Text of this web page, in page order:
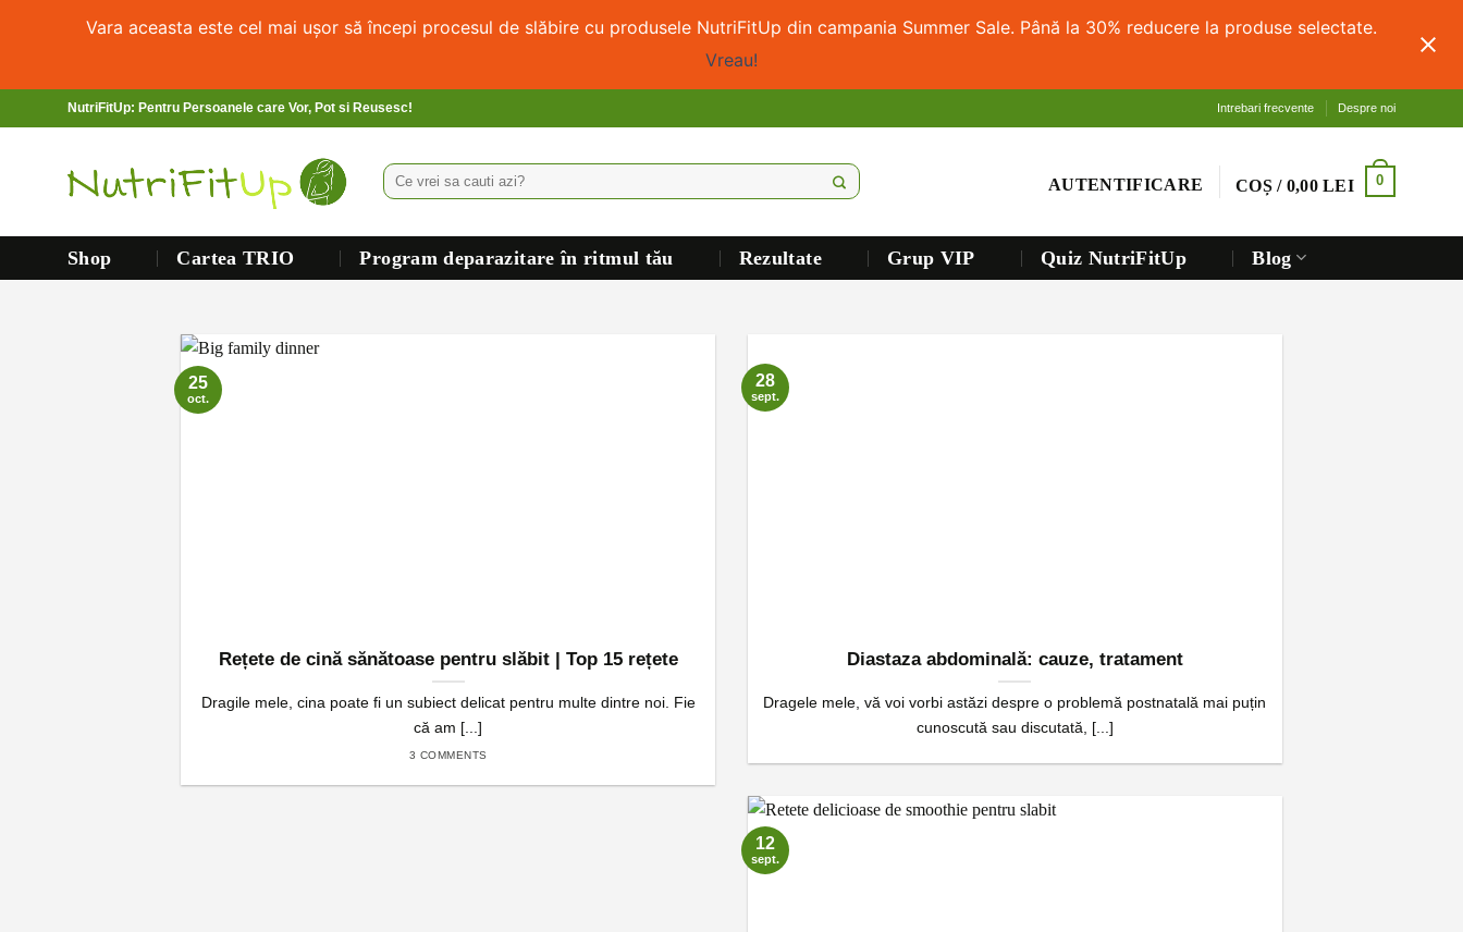
Vara aceasta este cel mai ușor să începi procesul de slăbire cu produsele NutriFitUp din campania Summer Sale. Până la 30% reducere la produse selectate.
Vreau!
NutriFitUp: Pentru Persoanele care Vor, Pot si Reusesc! Intrebari frecvente Despre noi
AUTENTIFICARE COȘ / 0,00LEI 0
Shop Cartea TRIO Program deparazitare în ritmul tău Rezultate Grup VIP Quiz NutriFitUp Blog
Rețete de cină sănătoase pentru slăbit | Top 15 rețete
Dragile mele, cina poate fi un subiect delicat pentru multe dintre noi. Fie
că am [...]
3 COMMENTS
25
oct.
Diastaza abdominală: cauze, tratament
Dragele mele, vă voi vorbi astăzi despre o problemă postnatală mai puțin
cunoscută sau discutată, [...]
28
sept.
12
sept.